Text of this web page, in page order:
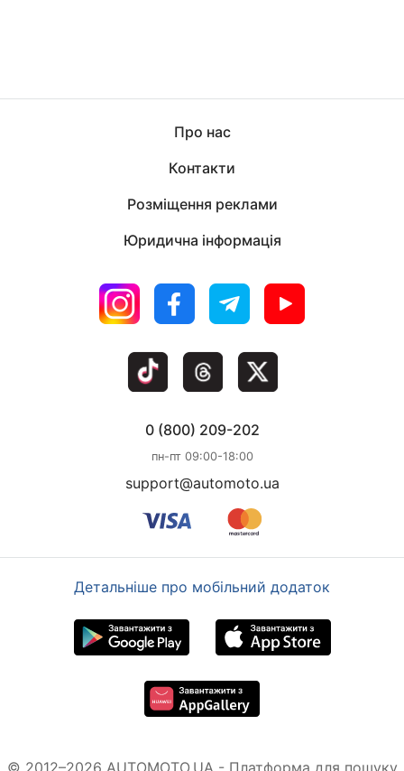
Про нас
Контакти
Розміщення реклами
Юридична інформація
0 (800) 209-202
пн-пт 09:00-18:00
support@automoto.ua
Детальніше про мобільний додаток
© 2012–2026 AUTOMOTO.UA - Платформа для пошуку